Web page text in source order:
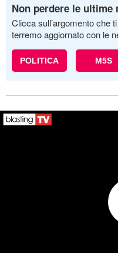
Non perdere le ultime
Clicca sull’argomento che
terremo aggiornato con le
POLITICA M5S